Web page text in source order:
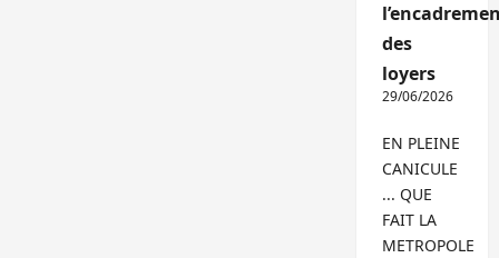
des
loyers
29/06/2026
EN PLEINE
CANICULE
... QUE
FAIT LA
METROPOLE